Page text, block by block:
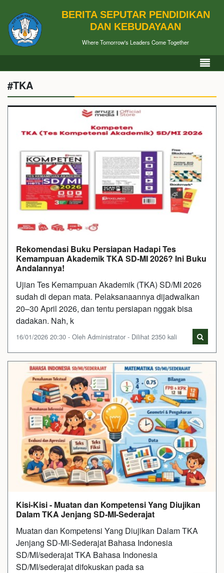
BERITA SEPUTAR PENDIDIKAN
DAN KEBUDAYAAN
Where Tomorrow's Leaders Come Together
#TKA
Rekomendasi Buku Persiapan Hadapi Tes
Kemampuan Akademik TKA SD-MI 2026? Ini Buku
Andalannya!
Ujian Tes Kemampuan Akademik (TKA) SD/MI 2026
sudah di depan mata. Pelaksanaannya dijadwalkan
20–30 April 2026, dan tentu persiapan nggak bisa
dadakan. Nah, k
16/01/2026 20:30 - Oleh Administrator - Dilihat 2350 kali
Kisi-Kisi - Muatan dan Kompetensi Yang Diujikan
Dalam TKA Jenjang SD-MI-Sederajat
Muatan dan Kompetensi Yang Diujikan Dalam TKA
Jenjang SD-MI-Sederajat Bahasa Indonesia
SD/MI/sederajat TKA Bahasa Indonesia
SD/MI/sederajat difokuskan pada sa